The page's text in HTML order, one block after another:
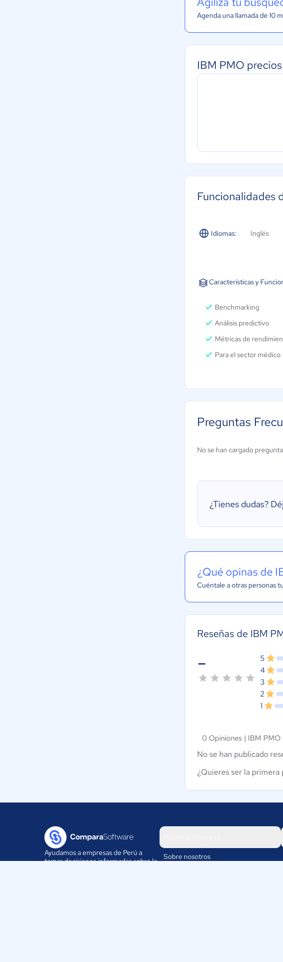
Agenda una llamada de 10
IBM PMO
Funcionalidades
Idiomas: Inglés
Características y
Benchmarking
Análisis predictivo
Métricas de
Para el sector médico
Preguntas
No se han cargado
¿Tienes dudas?
¿Qué opinas de
Cuéntale a otras personas
Reseñas de IBM
- 5
4
3
2
1
0 Opiniones | IBM PMO
No se han publicado
¿Quieres ser la
Ayudamos a empresas de Perú a
tomar decisiones informadas sobre la
Sobre nosotros